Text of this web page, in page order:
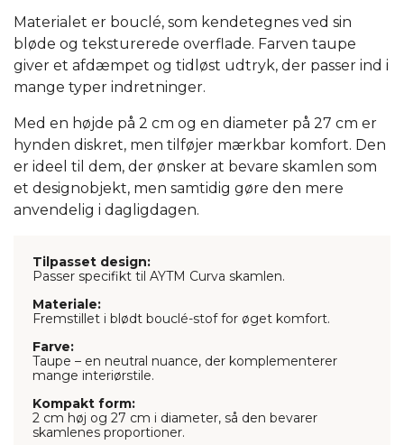
Materialet er bouclé, som kendetegnes ved sin
bløde og teksturerede overflade. Farven taupe
giver et afdæmpet og tidløst udtryk, der passer ind i
mange typer indretninger.
Med en højde på 2 cm og en diameter på 27 cm er
hynden diskret, men tilføjer mærkbar komfort. Den
er ideel til dem, der ønsker at bevare skamlen som
et designobjekt, men samtidig gøre den mere
anvendelig i dagligdagen.
Tilpasset design:
Passer specifikt til AYTM Curva skamlen.
Materiale:
Fremstillet i blødt bouclé-stof for øget komfort.
Farve:
Taupe – en neutral nuance, der komplementerer
mange interiørstile.
Kompakt form:
2 cm høj og 27 cm i diameter, så den bevarer
skamlenes proportioner.